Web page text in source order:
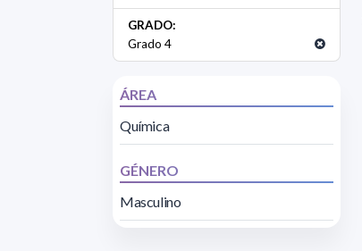
GRADO:
Grado 4
ÁREA
Química
GÉNERO
Masculino